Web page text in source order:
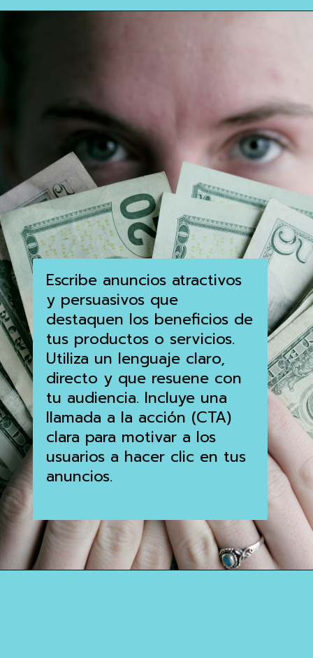
Escribe anuncios atractivos
y persuasivos que
destaquen los beneficios de
tus productos o servicios.
Utiliza un lenguaje claro,
directo y que resuene con
tu audiencia. Incluye una
llamada a la acción (CTA)
clara para motivar a los
usuarios a hacer clic en tus
anuncios.